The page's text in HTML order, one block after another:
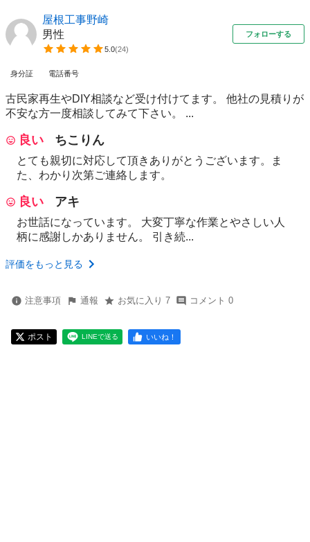
屋根工事野崎
男性
5.0(24)
フォローする
身分証 電話番号
古民家再生やDIY相談など受け付けてます。 他社の見積りが
不安な方一度相談してみて下さい。 ...
良い ちこりん
とても親切に対応して頂きありがとうございます。ま
た、わかり次第ご連絡します。
良い アキ
お世話になっています。 大変丁寧な作業とやさしい人
柄に感謝しかありません。 引き続...
評価をもっと見る
注意事項 通報 お気に入り 7 コメント 0
ポスト LINEで送る いいね！